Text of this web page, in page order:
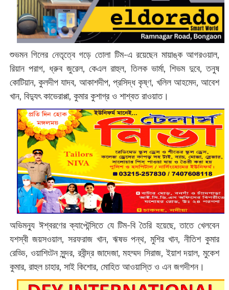
শুভমন গিলের নেতৃত্বে গড়ে তোলা টিম-এ রয়েছেন মায়াঙ্ক আগরওয়াল,
রিয়ান পরাগ, ধ্রুব জুরেল, কেএল রাহুল, তিলক ভার্মা, শিভম দুবে, তনুষ
কোটিয়ান, কুলদীপ যাদব, আকাশদীপ, প্রসিদ্ধ কৃষ্ণ, খলিল আহমেদ, আবেশ
খান, বিদ্যুৎ কাভেরাপ্পা, কুমার কুশাগ্র ও শাশ্বত রাওয়াত।
অভিমন্যু ঈশ্বরণের ক্যাপ্টেন্সিতে যে টিম-বি তৈরি হয়েছে, তাতে খেলবেন
যশস্বী জয়সওয়াল, সরফরাজ খান, ঋষভ পন্থ, মুশির খান, নীতিশ কুমার
রেড্ডি, ওয়াশিংটন সুন্দর, রবীন্দ্র জাদেজা, মহম্মদ সিরাজ, ইয়াশ দয়াল, মুকেশ
কুমার, রাহুল চাহার, সাই কিশোর, মোহিত আওয়াস্তি ও এন জগদীশন।